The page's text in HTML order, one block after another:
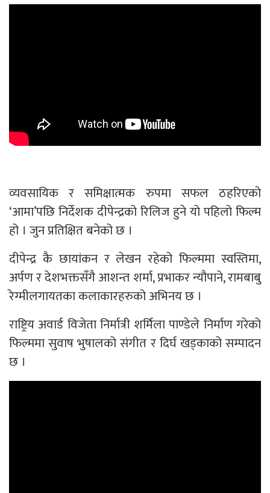
व्यवसायिक र समिक्षात्मक रुपमा सफल ठहरिएको
‘आमा’पछि निर्देशक दीपेन्द्रको रिलिज हुने यो पहिलो फिल्म
हो । जुन प्रतिक्षित बनेको छ ।
दीपेन्द्र कै छायांकन र लेखन रहेको फिल्ममा स्वस्तिमा,
अर्पण र देशभक्तसँगै आशन्त शर्मा, प्रभाकर न्यौपाने, रामबाबु
रेग्मीलगायतका कलाकारहरुको अभिनय छ ।
राष्ट्रिय अवार्ड विजेता निर्मात्री शर्मिला पाण्डेले निर्माण गरेको
फिल्ममा सुवाष भुषालको संगीत र दिर्घ खड्काको सम्पादन
छ ।